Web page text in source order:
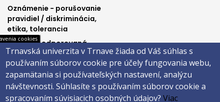
Oznámenie - porušovanie
pravidiel / diskriminácia,
etika, tolerancia
Výučba podporovaná
Ministerstvom
spravodlivosti SR
cookies
Trnavská univerzita v Trnave žiada od Váš súhlas s
používaním súborov cookie pre účely fungovania webu,
zapamätania si používateľských nastavení, analýzu
návštevnosti. Súhlasíte s používaním súborov cookie a
spracovaním súvisiacich osobných údajov?Viac